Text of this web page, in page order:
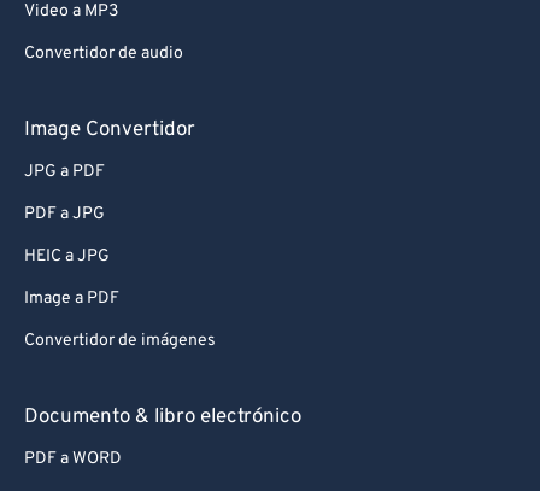
Video a MP3
Convertidor de audio
Image Convertidor
JPG a PDF
PDF a JPG
HEIC a JPG
Image a PDF
Convertidor de imágenes
Documento & libro electrónico
PDF a WORD